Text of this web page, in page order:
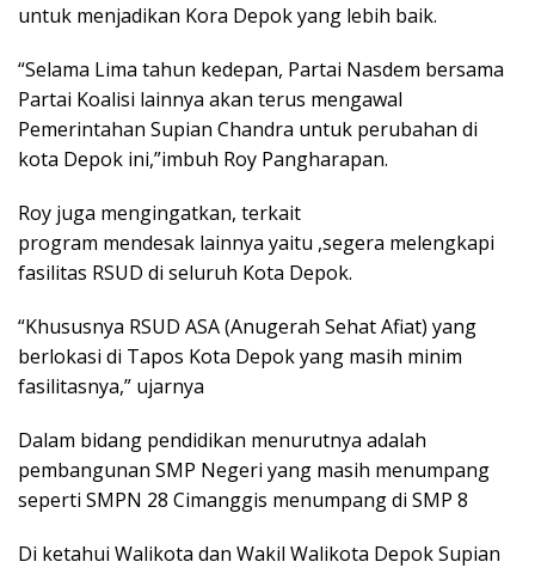
untuk menjadikan Kora Depok yang lebih baik.
“Selama Lima tahun kedepan, Partai Nasdem bersama
Partai Koalisi lainnya akan terus mengawal
Pemerintahan Supian Chandra untuk perubahan di
kota Depok ini,”imbuh Roy Pangharapan.
Roy juga mengingatkan, terkait
program mendesak lainnya yaitu ,segera melengkapi
fasilitas RSUD di seluruh Kota Depok.
“Khususnya RSUD ASA (Anugerah Sehat Afiat) yang
berlokasi di Tapos Kota Depok yang masih minim
fasilitasnya,” ujarnya
Dalam bidang pendidikan menurutnya adalah
pembangunan SMP Negeri yang masih menumpang
seperti SMPN 28 Cimanggis menumpang di SMP 8
Di ketahui Walikota dan Wakil Walikota Depok Supian